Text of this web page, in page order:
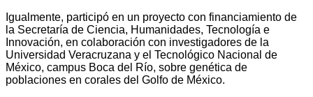
Igualmente, participó en un proyecto con financiamiento de
la Secretaría de Ciencia, Humanidades, Tecnología e
Innovación, en colaboración con investigadores de la
Universidad Veracruzana y el Tecnológico Nacional de
México, campus Boca del Río, sobre genética de
poblaciones en corales del Golfo de México.